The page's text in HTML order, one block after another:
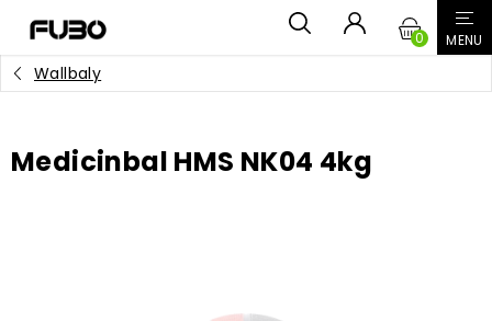
obsah
Wallbaly
Medicinbal HMS NK04 4kg